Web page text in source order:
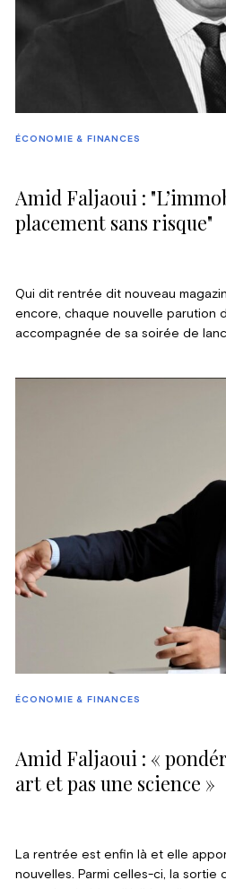
Amid Faljaoui :
placement sans risque"
ÉCONOMIE & FINANCES
Qui dit rentrée dit nouveau
encore, chaque nouvelle parution
accompagnée de sa soirée de
Investir sans risque : utopie ou
répondre à cette épineuse
seront présents. Mais avant de
nous vous présentons notre
Faljaoui, l’emblématique directeur
homme, à la parole précieuse et
date de Lobby, préface avec nous
Amid Faljaoui : «
art et pas une science »
ÉCONOMIE & FINANCES
La rentrée est enfin là et elle
nouvelles. Parmi celles-ci, la sortie